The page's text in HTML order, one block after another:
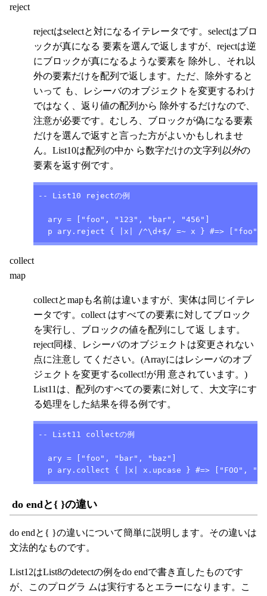
reject
rejectはselectと対になるイテレータです。selectはブロ
ックが真になる 要素を選んで返しますが、rejectは逆
にブロックが真になるような要素を 除外し、それ以
外の要素だけを配列で返します。ただ、除外すると
いって も、レシーバのオブジェクトを変更するわけ
ではなく、返り値の配列から 除外するだけなので、
注意が必要です。むしろ、ブロックが偽になる要素
だけを選んで返すと言った方がよいかもしれませ
ん。List10は配列の中か ら数字だけの文字列 以外の
要素を返す例です。
-- List10 rejectの例
  ary = ["foo", "123", "bar", "456"]
p ary.reject { |x| /^\d+$/ =~ x } #=> ["foo",
collect
map
collectとmapも名前は違いますが、実体は同じイテレ
ータです。collect はすべての要素に対してブロック
を実行し、ブロックの値を配列にして返 します。
reject同様、レシーバのオブジェクトは変更されない
点に注意し てください。(Arrayにはレシーバのオブ
ジェクトを変更するcollect!が用 意されています。)
List11は、配列のすべての要素に対して、大文字にす
る処理をした結果を得る例です。
-- List11 collectの例
  ary = ["foo", "bar", "baz"]
p ary.collect { |x| x.upcase } #=> ["FOO",
do endと{ }の違い
do endと{ }の違いについて簡単に説明します。その違いは
文法的なものです。
List12はList8のdetectの例をdo endで書き直したものです
が、このプログラ ムは実行するとエラーになります。こ